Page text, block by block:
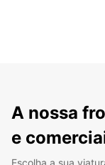
A nossa
e
Escolha a sua